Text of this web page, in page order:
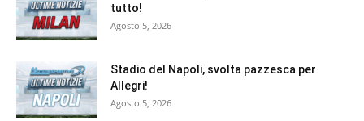
tutto!
Agosto 5, 2026
Stadio del Napoli, svolta pazzesca per
Allegri!
Agosto 5, 2026